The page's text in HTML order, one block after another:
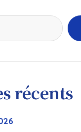
récents